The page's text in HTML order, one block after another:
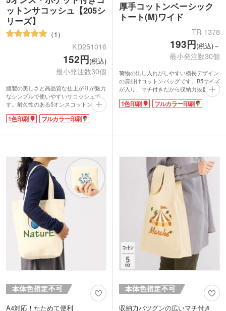
ットンサコッシュ【205シ
リーズ】
1
KD251016
152円(税込)
最小発注数30個
縫製の美しさと高品質な仕上がりが魅力
なシンプルで使いやすいサコッシュで
す。耐久性のある5オンスコットン素材
を使用し、軽量ながら丈夫な仕上がり。
オープンポケット付きで、小物の仕分け
す。フラットなデザインで持ち運びしや
できます。
1色かフルカラー印刷の名入れが可能。
野外フェスのノベルティや販促品にもお
すすめです。
1色印刷 フルカラー印刷
厚手コットンベーシック
トート(M)ワイド
TR-1378
193円(税込)～
最小発注数30個
荷物の出し入れがしやすい横長デザイン
の肩掛けコットンバッグです。B5サイズ
が入り、マチ付きだから収納力抜群！適
度な厚みの5オンスの生地でかさばりに
くいです。シンプルなデザインは幅広い
大きく印刷できるため、アパレルショッ
ズや記念品にもおすすめです。
1色印刷 フルカラー印刷
A4対応！たためて便利 収納力バツグンの広いマチ付き